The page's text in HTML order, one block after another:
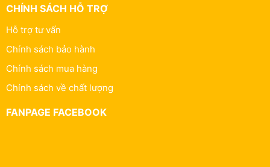
CHÍNH SÁCH HỖ TRỢ
Hỗ trợ tư vấn
Chính sách bảo hành
Chính sách mua hàng
Chính sách về chất lượng
FANPAGE FACEBOOK